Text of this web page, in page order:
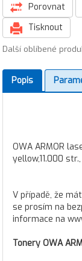
Porovnat
Tisknout
Další oblíbené
Popis
OWA ARMOR
yellow,11.000
V případě, že
se prosím na
informace na
Tonery OWA